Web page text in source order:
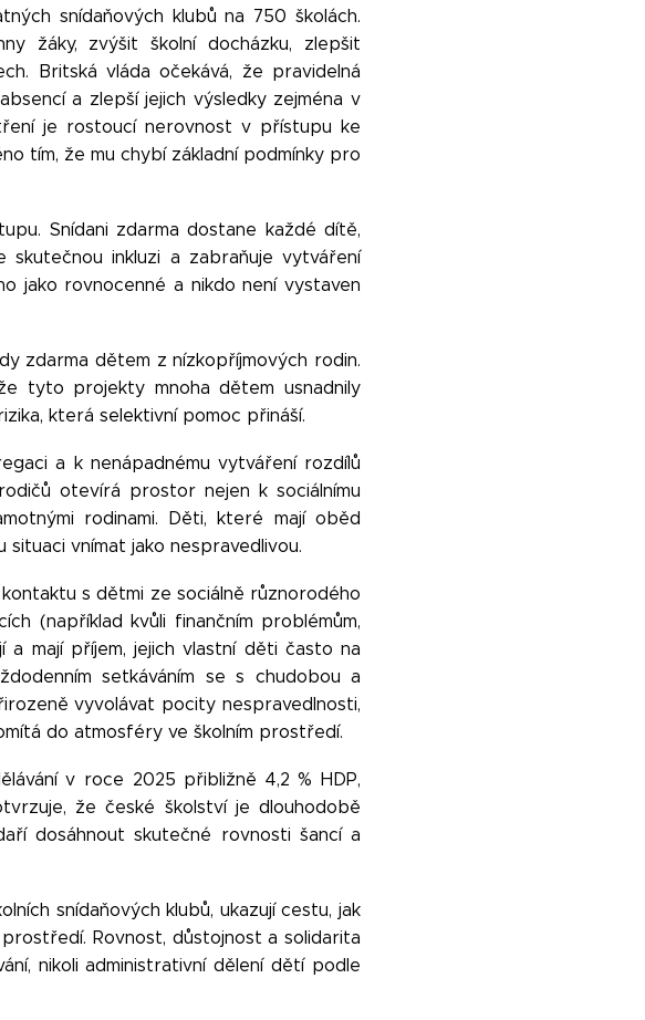
snídaňových klubů na 750 školách.
žáky, zvýšit školní docházku, zlepšit
Britská vláda očekává, že pravidelná
a zlepší jejich výsledky zejména v
je rostoucí nerovnost v přístupu ke
tím, že mu chybí základní podmínky pro
Snídani zdarma dostane každé dítě,
inkluzi a zabraňuje vytváření
jako rovnocenné a nikdo není vystaven
zdarma dětem z nízkopříjmových rodin.
tyto projekty mnoha dětem usnadnily
která selektivní pomoc přináší.
a k nenápadnému vytváření rozdílů
otevírá prostor nejen k sociálnímu
rodinami. Děti, které mají oběd
vnímat jako nespravedlivou.
s dětmi ze sociálně různorodého
(například kvůli finančním problémům,
mají příjem, jejich vlastní děti často na
setkáváním se s chudobou a
vyvolávat pocity nespravedlnosti,
do atmosféry ve školním prostředí.
v roce 2025 přibližně 4,2 % HDP,
že české školství je dlouhodobě
dosáhnout skutečné rovnosti šancí a
snídaňových klubů, ukazují cestu, jak
Rovnost, důstojnost a solidarita
nikoli administrativní dělení dětí podle